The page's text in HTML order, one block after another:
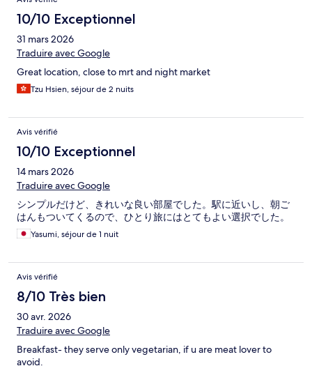
10/10 Exceptionnel
31 mars 2026
Traduire avec Google
Great location, close to mrt and night market
Tzu Hsien, séjour de 2 nuits
Avis vérifié
10/10 Exceptionnel
14 mars 2026
Traduire avec Google
シンプルだけど、きれいな良い部屋でした。駅に近いし、朝ご
はんもついてくるので、ひとり旅にはとてもよい選択でした。
Yasumi, séjour de 1 nuit
Avis vérifié
8/10 Très bien
30 avr. 2026
Traduire avec Google
Breakfast- they serve only vegetarian, if u are meat lover to
avoid.